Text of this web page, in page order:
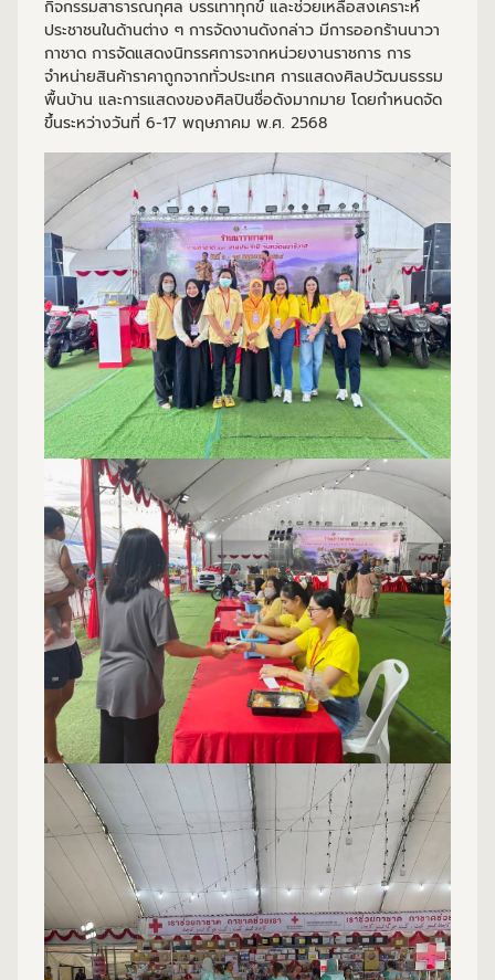
กิจกรรมสาธารณกุศล บรรเทาทุกข์ และช่วยเหลือสงเคราะห์
ประชาชนในด้านต่าง ๆ การจัดงานดังกล่าว มีการออกร้านนาวา
กาชาด การจัดแสดงนิทรรศการจากหน่วยงานราชการ การ
จำหน่ายสินค้าราคาถูกจากทั่วประเทศ การแสดงศิลปวัฒนธรรม
พื้นบ้าน และการแสดงของศิลปินชื่อดังมากมาย โดยกำหนดจัด
ขึ้นระหว่างวันที่ 6-17 พฤษภาคม พ.ศ. 2568